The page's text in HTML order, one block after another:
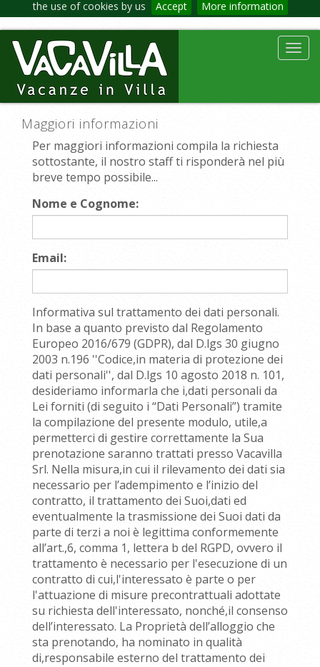
the use of cookies by us Accept More information
Maggiori informazioni
Per maggiori informazioni compila la richiesta
sottostante, il nostro staff ti risponderà nel più
breve tempo possibile...
Nome e Cognome:
Email:
Informativa sul trattamento dei dati personali.
In base a quanto previsto dal Regolamento
Europeo 2016/679 (GDPR), dal D.lgs 30 giugno
2003 n.196 ''Codice,in materia di protezione dei
dati personali'', dal D.lgs 10 agosto 2018 n. 101,
desideriamo informarla che i,dati personali da
Lei forniti (di seguito i “Dati Personali”) tramite
la compilazione del presente modulo, utile,a
permetterci di gestire correttamente la Sua
prenotazione saranno trattati presso Vacavilla
Srl. Nella misura,in cui il rilevamento dei dati sia
necessario per l’adempimento e l’inizio del
contratto, il trattamento dei Suoi,dati ed
eventualmente la trasmissione dei Suoi dati da
parte di terzi a noi è legittima conformemente
all’art.,6, comma 1, lettera b del RGPD, ovvero il
trattamento è necessario per l'esecuzione di un
contratto di cui,l'interessato è parte o per
l'attuazione di misure precontrattuali adottate
su richiesta dell'interessato, nonché,il consenso
dell’interessato. La Proprietà dell’alloggio che
sta prenotando, ha nominato in qualità
di,responsabile esterno del trattamento dei